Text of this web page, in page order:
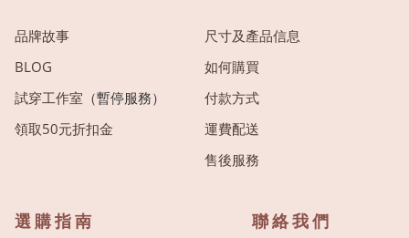
品牌故事
BLOG
試穿工作室 （暫停服務）
領取50元折扣金
尺寸及產品信息
如何購買
付款方式
運費配送
售後服務
選購指南 聯絡我們